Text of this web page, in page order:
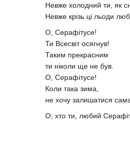
Невже холодний ти, як
Невже крізь ці льоди
О, Серафітусе!
Ти Всесвіт осягнув!
Таким прекрасним
ти ніколи ще не був.
О, Серафітусе!
Коли така зима,
не хочу залишатися
О, хто ти, любий